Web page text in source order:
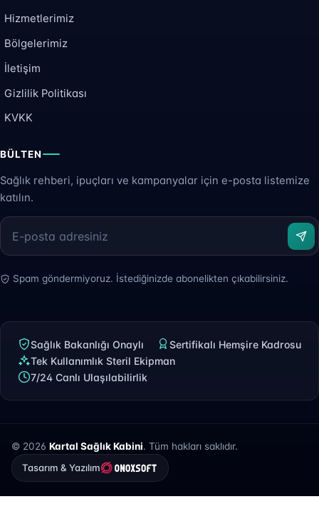
Hizmetlerimiz
Bölgelerimiz
İletişim
Gizlilik Politikası
KVKK
BÜLTEN
Sağlık rehberi, ipuçları ve kampanyalar için e-posta listemize
katılın.
Spam göndermiyoruz. İstediğinizde abonelikten çıkabilirsiniz.
Sağlık Bakanlığı Onaylı
Sertifikalı Hemşire Kadrosu
Tek Kullanımlık Steril Ekipman
7/24 Canlı Ulaşılabilirlik
© 2026 Kartal Sağlık Kabini. Tüm hakları saklıdır.
Tasarım & Yazılım